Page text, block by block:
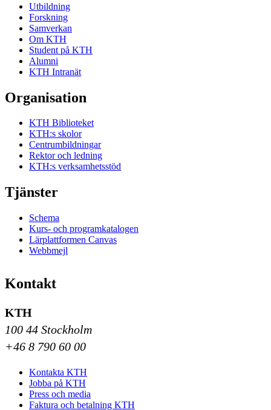
Utbildning
Forskning
Samverkan
Om KTH
Student på KTH
Alumni
KTH Intranät
Organisation
KTH Biblioteket
KTH:s skolor
Centrumbildningar
Rektor och ledning
KTH:s verksamhetsstöd
Tjänster
Schema
Kurs- och programkatalogen
Lärplattformen Canvas
Webbmejl
Kontakt
KTH
100 44 Stockholm
+46 8 790 60 00
Kontakta KTH
Jobba på KTH
Press och media
Faktura och betalning KTH